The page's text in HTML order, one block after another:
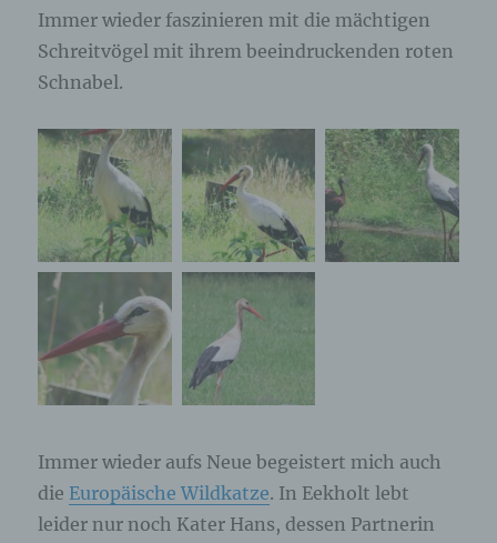
Immer wieder faszinieren mit die mächtigen
Schreitvögel mit ihrem beeindruckenden roten
Schnabel.
Immer wieder aufs Neue begeistert mich auch
die Europäische Wildkatze. In Eekholt lebt
leider nur noch Kater Hans, dessen Partnerin